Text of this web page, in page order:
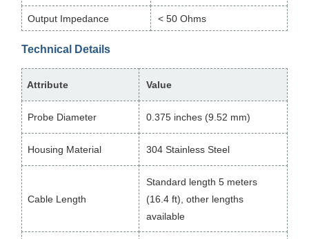
Output Impedance < 50 Ohms
Technical Details
Attribute Value
Probe Diameter 0.375 inches (9.52 mm)
Housing Material 304 Stainless Steel
Cable Length
Standard length 5 meters
(16.4 ft), other lengths
available